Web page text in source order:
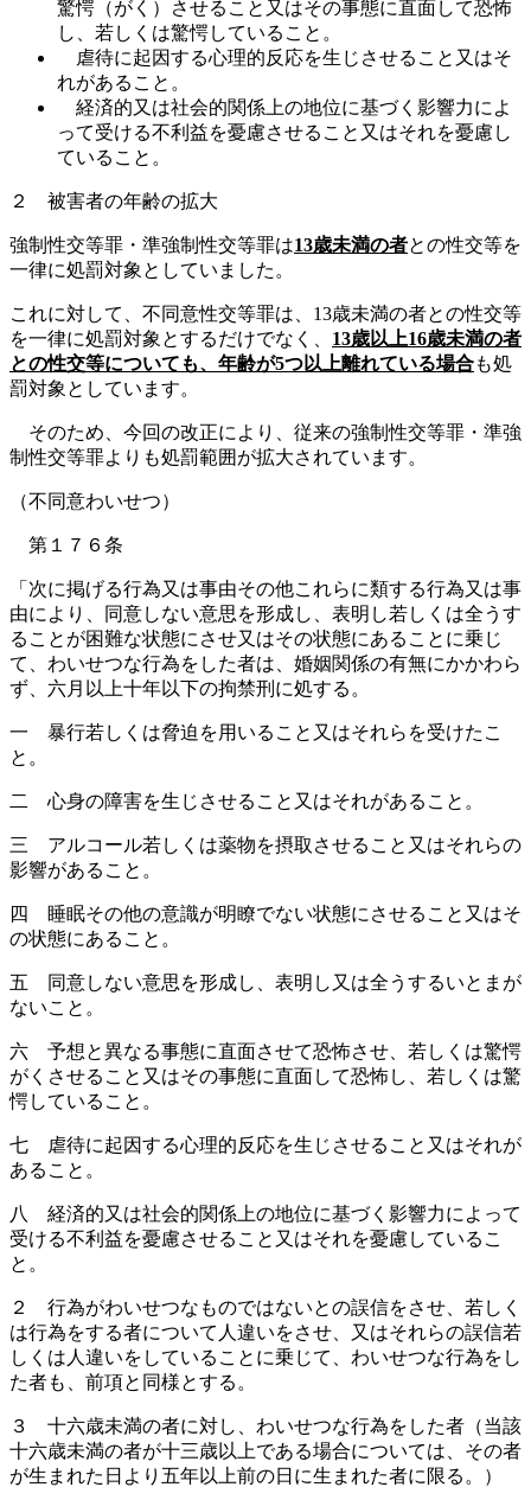
驚愕（がく）させること又はその事態に直面して恐怖
し、若しくは驚愕していること。
虐待に起因する心理的反応を生じさせること又はそ
れがあること。
経済的又は社会的関係上の地位に基づく影響力によ
って受ける不利益を憂慮させること又はそれを憂慮し
ていること。
２ 被害者の年齢の拡大
強制性交等罪・準強制性交等罪は13歳未満の者との性交等を
一律に処罰対象としていました。
これに対して、不同意性交等罪は、 13歳未満の者との性交等
を一律に処罰対象とするだけでなく、 13歳以上16歳未満の者
との性交等についても、年齢が5つ以上離れている場合も処
罰対象としています。
そのため、今回の改正により、従来の強制性交等罪・準強
制性交等罪よりも処罰範囲が拡大されています。
（不同意わいせつ）
第１７６条
「次に掲げる行為又は事由その他これらに類する行為又は事
由により、同意しない意思を形成し、表明し若しくは全うす
ることが困難な状態にさせ又はその状態にあることに乗じ
て、わいせつな行為をした者は、婚姻関係の有無にかかわら
ず、六月以上十年以下の拘禁刑に処する。
一 暴行若しくは脅迫を用いること又はそれらを受けたこ
と。
二 心身の障害を生じさせること又はそれがあること。
三 アルコール若しくは薬物を摂取させること又はそれらの
影響があること。
四 睡眠その他の意識が明瞭でない状態にさせること又はそ
の状態にあること。
五 同意しない意思を形成し、表明し又は全うするいとまが
ないこと。
六 予想と異なる事態に直面させて恐怖させ、若しくは驚愕
がくさせること又はその事態に直面して恐怖し、若しくは驚
愕していること。
七 虐待に起因する心理的反応を生じさせること又はそれが
あること。
八 経済的又は社会的関係上の地位に基づく影響力によって
受ける不利益を憂慮させること又はそれを憂慮しているこ
と。
２ 行為がわいせつなものではないとの誤信をさせ、若しく
は行為をする者について人違いをさせ、又はそれらの誤信若
しくは人違いをしていることに乗じて、わいせつな行為をし
た者も、前項と同様とする。
３ 十六歳未満の者に対し、わいせつな行為をした者（当該
十六歳未満の者が十三歳以上である場合については、その者
が生まれた日より五年以上前の日に生まれた者に限る。）